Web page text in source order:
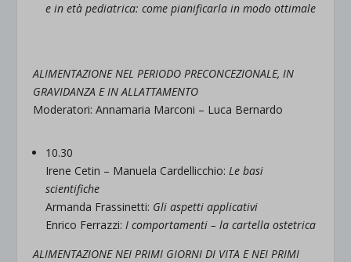
e in età pediatrica: come pianificarla in modo ottimale
ALIMENTAZIONE NEL PERIODO PRECONCEZIONALE, IN
GRAVIDANZA E IN ALLATTAMENTO
Moderatori: Annamaria Marconi – Luca Bernardo
10.30
Irene Cetin – Manuela Cardellicchio: Le basi
scientifiche
Armanda Frassinetti: Gli aspetti applicativi
Enrico Ferrazzi: I comportamenti – la cartella ostetrica
ALIMENTAZIONE NEI PRIMI GIORNI DI VITA E NEI PRIMI